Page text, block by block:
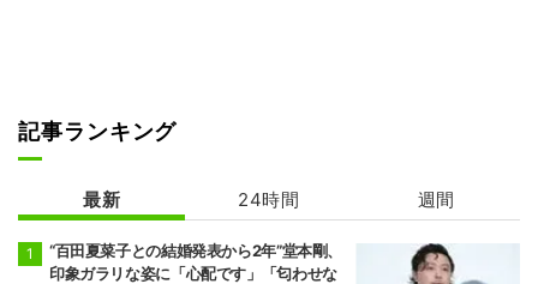
記事ランキング
最新 24時間 週間
“百田夏菜子との結婚発表から2年”堂本剛、
印象ガラリな姿に「心配です」「匂わせな